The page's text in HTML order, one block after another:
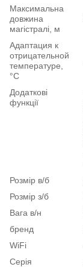
Максимальна
довжина
магістралі, м
Адаптация к
отрицательной
температуре,
°C
Додаткові
функції
Розмір в/б
Розмір з/б
Вага в/н
бренд
WiFi
Серія